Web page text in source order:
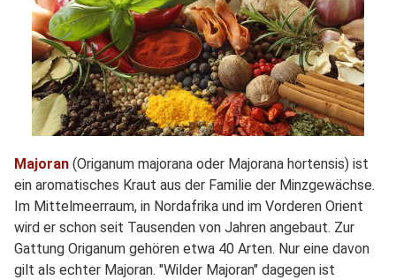
Majoran (Origanum majorana oder Majorana hortensis) ist
ein aromatisches Kraut aus der Familie der Minzgewächse.
Im Mittelmeerraum, in Nordafrika und im Vorderen Orient
wird er schon seit Tausenden von Jahren angebaut. Zur
Gattung Origanum gehören etwa 40 Arten. Nur eine davon
gilt als echter Majoran. "Wilder Majoran" dagegen ist